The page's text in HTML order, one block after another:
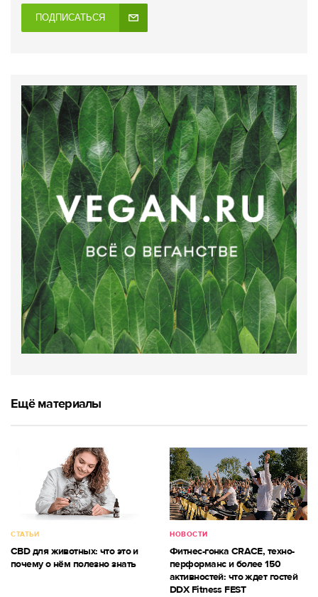
ПОДПИСАТЬСЯ
Ещё материалы
СТАТЬИ
CBD для животных: что это и
почему о нём полезно знать
НОВОСТИ
Фитнес-гонка CRACE, техно-
перформанс и более 150
активностей: что ждет гостей
DDX Fitness FEST